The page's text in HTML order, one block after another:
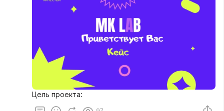
Цель проекта: